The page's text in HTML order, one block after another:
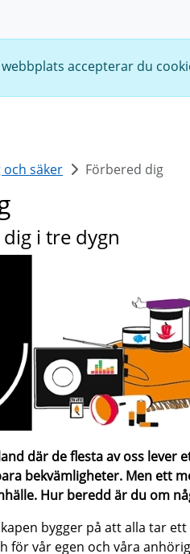
accepterar du
och säker Förbered dig
i tre dygn
där de flesta av oss lever
bekvämligheter. Men ett
Hur beredd är du om
bygger på att alla tar
för vår egen och våra